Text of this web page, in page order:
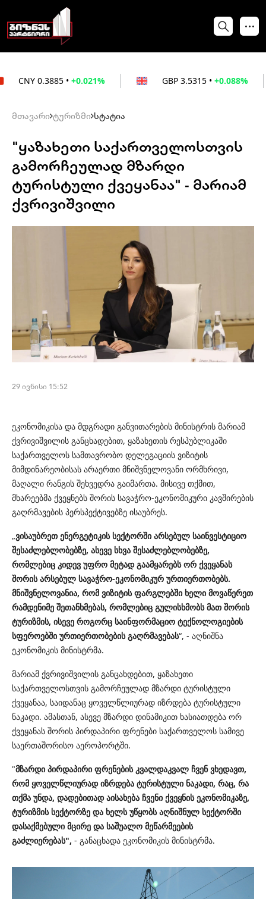
• +0.021% 3.5315 • +0.088%
მთავარი ტურიზმი სტატია
"ყაზახეთი საქართველოსთვის
გამორჩეულად მზარდი
ტურისტული ქვეყანაა" - მარიამ
ქვრივიშვილი
29 ივნისი 15:52
ეკონომიკისა და მდგრადი განვითარების მინისტრის მარიამ
ქვრივიშვილის განცხადებით, ყაზახეთის რესპუბლიკაში
საქართველოს სამთავრობო დელეგაციის ვიზიტის
მიმდინარეობისას არაერთი მნიშვნელოვანი ორმხრივი,
მაღალი რანგის შეხვედრა გაიმართა. მისივე თქმით,
მხარეებმა ქვეყნებს შორის სავაჭრო-ეკონომიკური კავშირების
გაღრმავების პერსპექტივებზე ისაუბრეს.
„ვისაუბრეთ ენერგეტიკის სექტორში არსებულ საინვესტიციო
შესაძლებლობებზე, ასევე სხვა შესაძლებლობებზე,
რომლებიც კიდევ უფრო მეტად გაამყარებს ორ ქვეყანას
შორის არსებულ სავაჭრო-ეკონომიკურ ურთიერთობებს.
მნიშვნელოვანია, რომ ვიზიტის ფარგლებში ხელი მოვაწერეთ
რამდენიმე შეთანხმებას, რომლებიც გულისხმობს მათ შორის
ტურიზმის, ისევე როგორც საინფორმაციო ტექნოლოგიების
სფეროებში ურთიერთობების გაღრმავებას“, - აღნიშნა
ეკონომიკის მინისტრმა.
მარიამ ქვრივიშვილის განცახდებით, ყაზახეთი
საქართველოსთვის გამორჩეულად მზარდი ტურისტული
ქვეყანაა, საიდანაც ყოველწლიურად იზრდება ტურისტული
ნაკადი. ამასთან, ასევე მზარდი დინამიკით ხასიათდება ორ
ქვეყანას შორის პირდაპირი ფრენები საქართველოს სამივე
საერთაშორისო აეროპორტში.
"მზარდი პირდაპირი ფრენების კვალდაკვალ ჩვენ ვხედავთ,
რომ ყოველწლიურად იზრდება ტურისტული ნაკადი, რაც, რა
თქმა უნდა, დადებითად აისახება ჩვენი ქვეყნის ეკონომიკაზე,
ტურიზმის სექტორზე და ხელს უწყობს აღნიშნულ სექტორში
დასაქმებული მცირე და საშუალო მეწარმეების
გაძლიერებას", - განაცხადა ეკონომიკის მინისტრმა.